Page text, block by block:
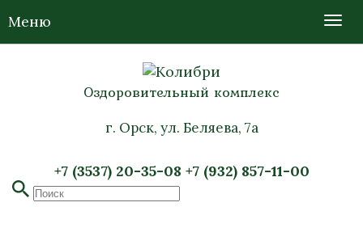
Оздоровительный комплекс
г. Орск, ул. Беляева, 7а
+7 (3537) 20-35-08 +7 (932) 857-11-00
Меню